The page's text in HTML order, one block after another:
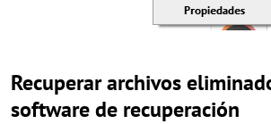
Recuperar archivos
software de recuperación